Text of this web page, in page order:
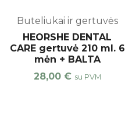
Buteliukai ir gertuvės
HEORSHE DENTAL
CARE gertuvė 210 ml. 6
mėn + BALTA
28,00 € su PVM